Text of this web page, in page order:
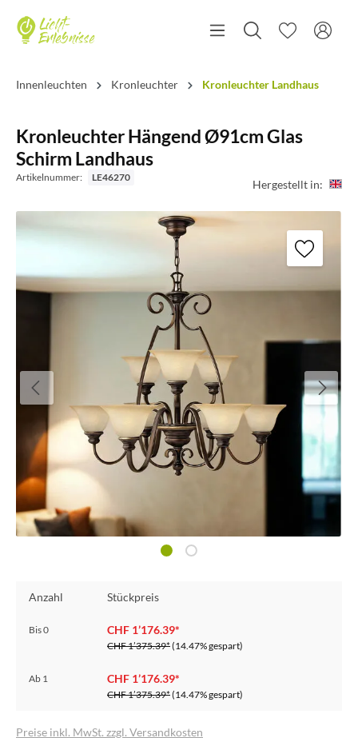
Innenleuchten Kronleuchter Kronleuchter Landhaus
Kronleuchter Hängend Ø91cm Glas
Schirm Landhaus
Artikelnummer: LE46270 Hergestellt in:
Anzahl Stückpreis
Bis0 CHF 1’176.39*
CHF 1’375.39*(14.47% gespart)
Ab 1 CHF 1’176.39*
CHF 1’375.39*(14.47% gespart)
Preise inkl. MwSt. zzgl. Versandkosten